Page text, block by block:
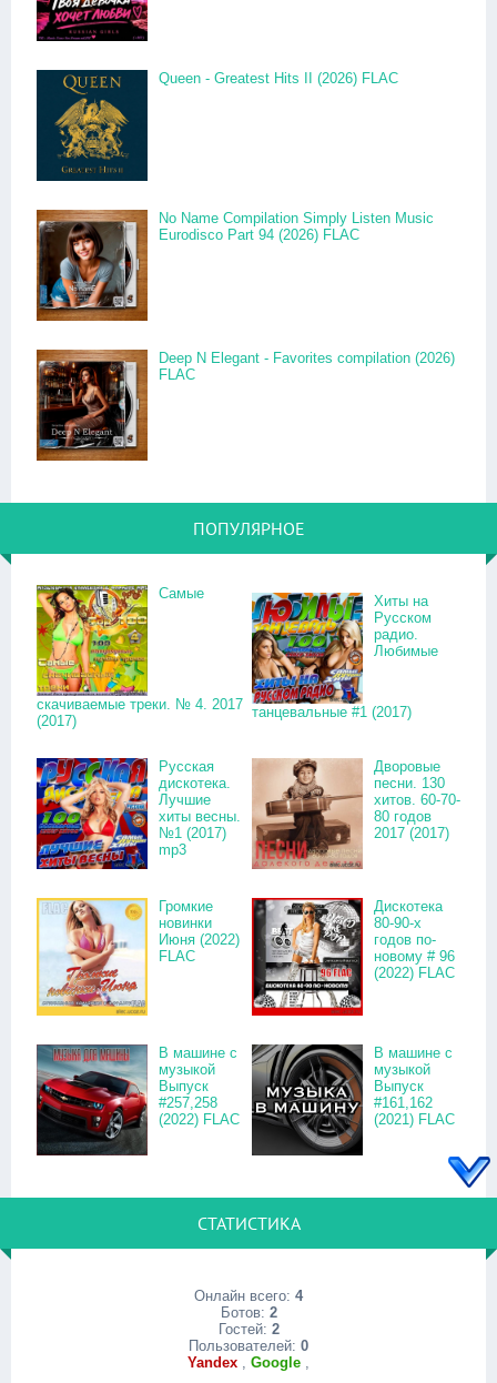
Queen - Greatest Hits II (2026) FLAC
No Name Compilation Simply Listen Music
Eurodisco Part 94 (2026) FLAC
Deep N Elegant - Favorites compilation (2026)
FLAC
ПОПУЛЯРНОЕ
Самые
скачиваемые треки. № 4. 2017
(2017)
Хиты на
Русском
радио.
Любимые
танцевальные #1 (2017)
Русская
дискотека.
Лучшие
хиты весны.
№1 (2017)
mp3
Дворовые
песни. 130
хитов. 60-70-
80 годов
2017 (2017)
Громкие
новинки
Июня (2022)
FLAC
Дискотека
80-90-х
годов по-
новому # 96
(2022) FLAC
В машине с
музыкой
Выпуск
#257,258
(2022) FLAC
В машине с
музыкой
Выпуск
#161,162
(2021) FLAC
СТАТИСТИКА
Онлайн всего: 4
Ботов: 2
Гостей: 2
Пользователей: 0
Yandex , Google ,